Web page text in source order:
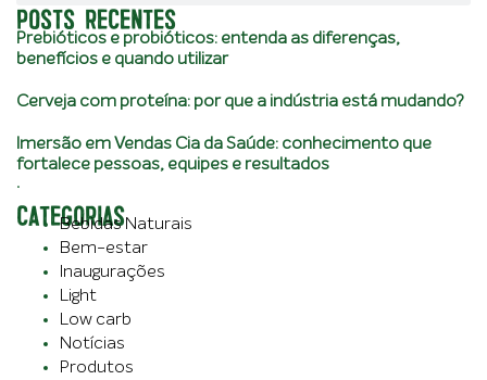
POSTS RECENTES
Prebióticos e probióticos: entenda as diferenças,
benefícios e quando utilizar
Cerveja com proteína: por que a indústria está mudando?
Imersão em Vendas Cia da Saúde: conhecimento que
fortalece pessoas, equipes e resultados
CATEGORIAS
.
Bebidas Naturais
Bem-estar
Inaugurações
Light
Low carb
Notícias
Produtos